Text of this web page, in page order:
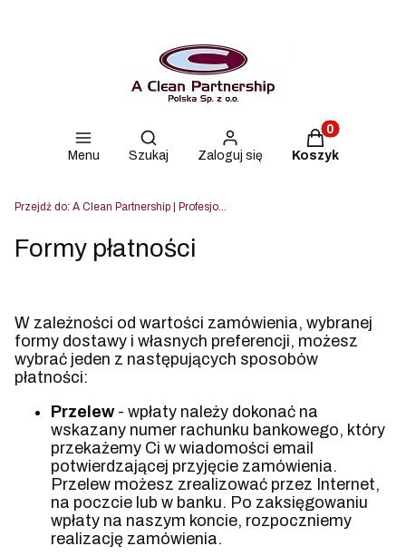
Menu
Otwórz wyszukiwarkę
Szukaj Zaloguj się
Produkty w
Koszyk
Przejdź do: A Clean Partnership | Profesjonalne środki czyszczące Lahega, Blue & Green i Strovels
Formy płatności
W zależności od wartości zamówienia, wybranej
formy dostawy i własnych preferencji, możesz
wybrać jeden z następujących sposobów
płatności:
Przelew- wpłaty należy dokonać na
wskazany numer rachunku bankowego, który
przekażemy Ci w wiadomości email
potwierdzającej przyjęcie zamówienia.
Przelew możesz zrealizować przez Internet,
na poczcie lub w banku. Po zaksięgowaniu
wpłaty na naszym koncie, rozpoczniemy
realizację zamówienia.